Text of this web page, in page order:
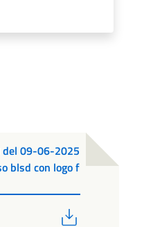
09-06-2025
blsd con logo f